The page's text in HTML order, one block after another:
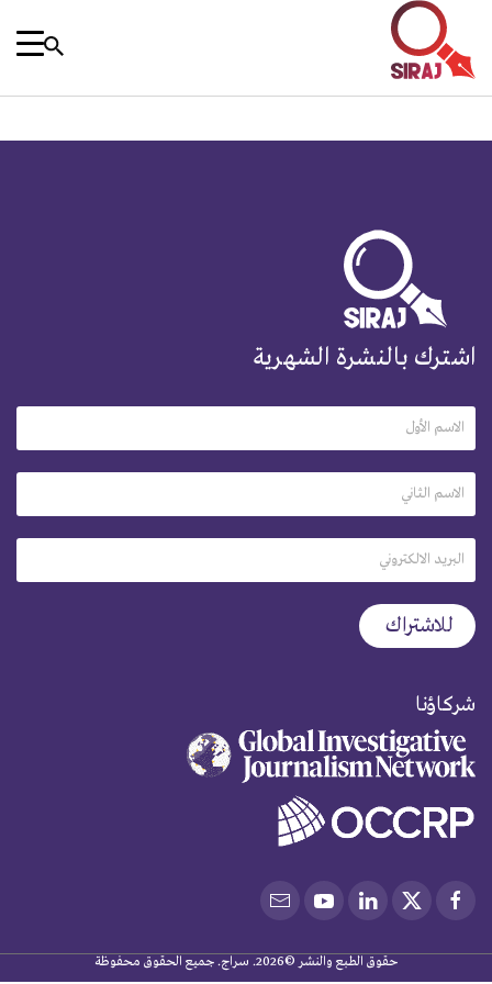
اشترك بالنشرة الشهرية
شركاؤنا
حقوق الطبع والنشر ©2026. سراج. جميع الحقوق محفوظة